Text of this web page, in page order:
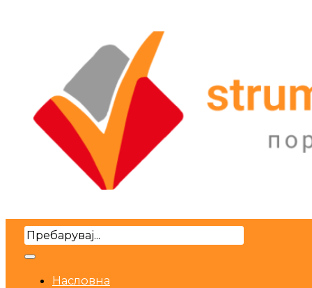
Search
Насловна